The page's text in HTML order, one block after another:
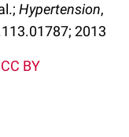
Hypertension,
2013
CC BY